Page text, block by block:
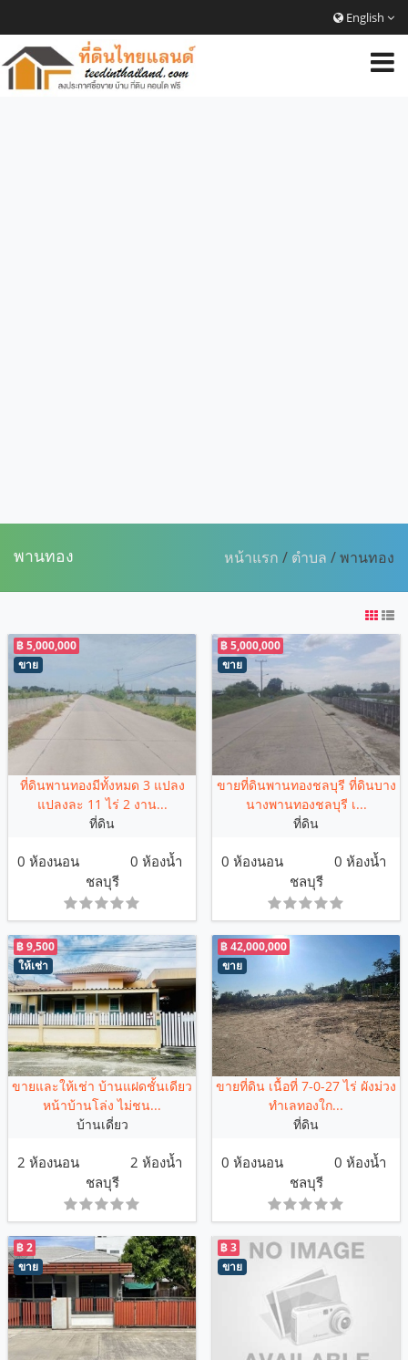
English
พานทอง หน้าแรก / ตำบล / พานทอง
ขาย
฿ 5,000,000
ที่ดินพานทองมีทั้งหมด 3 แปลง
แปลงละ 11 ไร่ 2 งาน...
ที่ดิน
0 ห้องนอน
0 ห้องน้ำ
ชลบุรี
ขาย
฿ 5,000,000
ขายที่ดินพานทองชลบุรี ที่ดินบาง
นางพานทองชลบุรี เ...
ที่ดิน
0 ห้องนอน
0 ห้องน้ำ
ชลบุรี
ให้เช่า
฿ 9,500
ขายและให้เช่า บ้านแฝดชั้นเดียว
หน้าบ้านโล่ง ไม่ชน...
บ้านเดี่ยว
2 ห้องนอน
2 ห้องน้ำ
ชลบุรี
ขาย
฿ 42,000,000
ขายที่ดิน เนื้อที่ 7-0-27 ไร่ ผังม่วง
ทำเลทองใก...
ที่ดิน
0 ห้องนอน
0 ห้องน้ำ
ชลบุรี
ขาย
฿ 2
ขาย
฿ 3